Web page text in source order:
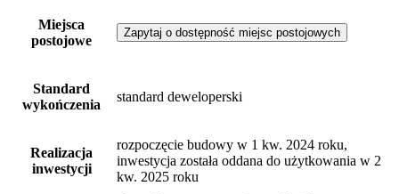
Miejsca
postojowe
Zapytaj o dostępność miejsc postojowych
Standard
wykończenia
standard deweloperski
Realizacja
inwestycji
rozpoczęcie budowy w 1 kw. 2024 roku,
inwestycja została oddana do użytkowania w 2
kw. 2025 roku